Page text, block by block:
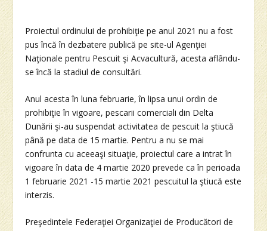
Proiectul ordinului de prohibiţie pe anul 2021 nu a fost
pus încă în dezbatere publică pe site-ul Agenţiei
Naţionale pentru Pescuit şi Acvacultură, acesta aflându-
se încă la stadiul de consultări.
Anul acesta în luna februarie, în lipsa unui ordin de
prohibiţie în vigoare, pescarii comerciali din Delta
Dunării şi-au suspendat activitatea de pescuit la ştiucă
până pe data de 15 martie. Pentru a nu se mai
confrunta cu aceeaşi situaţie, proiectul care a intrat în
vigoare în data de 4 martie 2020 prevede ca în perioada
1 februarie 2021 -15 martie 2021 pescuitul la ştiucă este
interzis.
Preşedintele Federaţiei Organizaţiei de Producători de